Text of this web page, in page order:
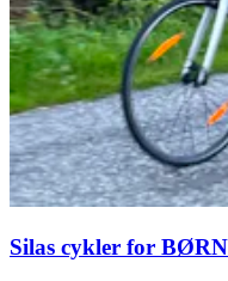
Silas cykler for